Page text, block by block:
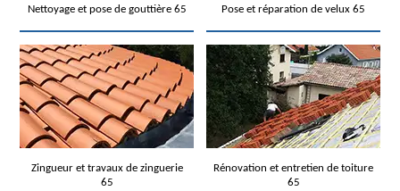
Nettoyage et pose de gouttière 65 Pose et réparation de velux 65
Zingueur et travaux de zinguerie
65
Rénovation et entretien de toiture
65